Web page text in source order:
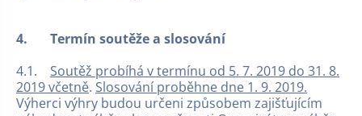
4. Termín soutěže a slosování
4.1. Soutěž probíhá v termínu od 5. 7. 2019 do 31. 8.
2019 včetně. Slosování proběhne dne 1. 9. 2019.
Výherci výhry budou určeni způsobem zajišťujícím